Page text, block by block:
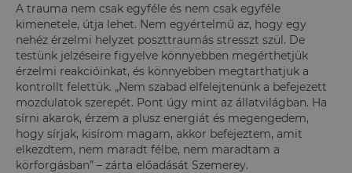
A trauma nem csak egyféle és nem csak egyféle
kimenetele, útja lehet. Nem egyértelmű az, hogy egy
nehéz érzelmi helyzet poszttraumás stresszt szül. De
testünk jelzéseire figyelve könnyebben megérthetjük
érzelmi reakcióinkat, és könnyebben megtarthatjuk a
kontrollt felettük. „Nem szabad elfelejtenünk a befejezett
mozdulatok szerepét. Pont úgy mint az állatvilágban. Ha
sírni akarok, érzem a plusz energiát és megengedem,
hogy sírjak, kisírom magam, akkor befejeztem, amit
elkezdtem, nem maradt félbe, nem maradtam a
körforgásban” – zárta előadását Szemerey.